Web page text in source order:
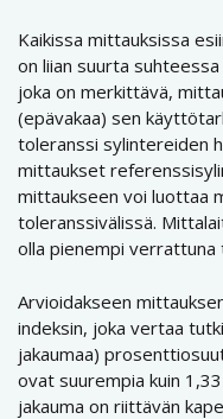
Kaikissa mittauksissa
on liian suurta
joka on merkittävä,
(epävakaa) sen
toleranssi sylintereiden
mittaukset
mittaukseen voi luottaa
toleranssivälissä.
olla pienempi verrattuna
Arvioidakseen
indeksin, joka vertaa
jakaumaa)
ovat suurempia kuin
jakauma on riittävän